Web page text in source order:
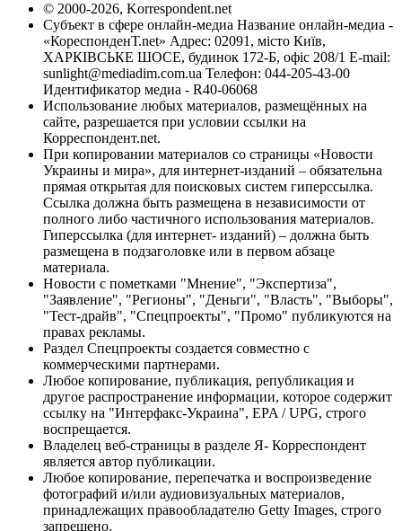
© 2000-2026, Korrespondent.net
Субъект в сфере онлайн-медиа Название онлайн-медиа -
«КореспонденТ.net» Адрес: 02091, місто Київ,
ХАРКІВСЬКЕ ШОСЕ, будинок 172-Б, офіс 208/1 E-mail:
sunlight@mediadim.com.ua Телефон: 044-205-43-00
Идентификатор медиа - R40-06068
Использование любых материалов, размещённых на
сайте, разрешается при условии ссылки на
Корреспондент.net.
При копировании материалов со страницы «Новости
Украины и мира», для интернет-изданий – обязательна
прямая открытая для поисковых систем гиперссылка.
Ссылка должна быть размещена в независимости от
полного либо частичного использования материалов.
Гиперссылка (для интернет- изданий) – должна быть
размещена в подзаголовке или в первом абзаце
материала.
Новости с пометками "Мнение", "Экспертиза",
"Заявление", "Регионы", "Деньги", "Власть", "Выборы",
"Тест-драйв", "Спецпроекты", "Промо" публикуются на
правах рекламы.
Раздел Спецпроекты создается совместно с
коммерческими партнерами.
Любое копирование, публикация, републикация и
другое распространение информации, которое содержит
ссылку на "Интерфакс-Украина", EPA / UPG, строго
воспрещается.
Владелец веб-страницы в разделе Я- Корреспондент
является автор публикации.
Любое копирование, перепечатка и воспроизведение
фотографий и/или аудиовизуальных материалов,
принадлежащих правообладателю Getty Images, строго
запрещено.